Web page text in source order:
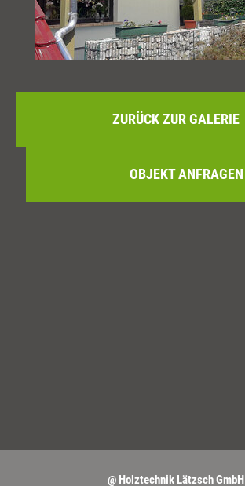
ZURÜCK ZUR GALERIE
OBJEKT ANFRAGEN
@ Holztechnik Lätzsch GmbH